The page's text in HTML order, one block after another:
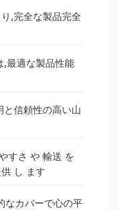
,完全な製品完全
,最適な製品性能
信頼性の高い山
すさ や 輸送 を
し ます
なカバーで心の平